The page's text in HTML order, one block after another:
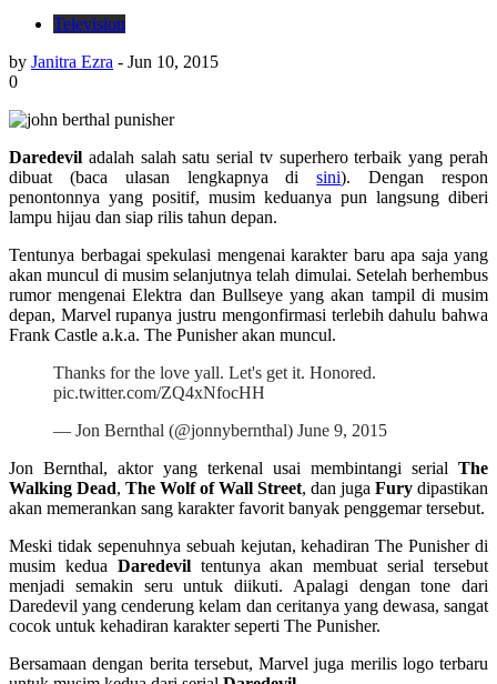
Television
by Janitra Ezra - Jun 10, 2015
0
Daredevil adalah salah satu serial tv superhero terbaik yang perah
dibuat (baca ulasan lengkapnya disini). Dengan respon
penontonnya yang positif, musim keduanya pun langsung diberi
lampu hijau dan siap rilis tahun depan.
Tentunya berbagai spekulasi mengenai karakter baru apa saja yang
akan muncul di musim selanjutnya telah dimulai. Setelah berhembus
rumor mengenai Elektra dan Bullseye yang akan tampil di musim
depan, Marvel rupanya justru mengonfirmasi terlebih dahulu bahwa
Frank Castle a.k.a. The Punisher akan muncul.
Thanks for the love yall. Let's get it. Honored.
pic.twitter.com/ZQ4xNfocHH
— Jon Bernthal (@jonnybernthal) June 9, 2015
Jon Bernthal, aktor yang terkenal usai membintangi serial The
Walking Dead, The Wolf of Wall Street, dan juga Fury dipastikan
akan memerankan sang karakter favorit banyak penggemar tersebut.
Meski tidak sepenuhnya sebuah kejutan, kehadiran The Punisher di
musim kedua Daredeviltentunya akan membuat serial tersebut
menjadi semakin seru untuk diikuti. Apalagi dengan tone dari
Daredevil yang cenderung kelam dan ceritanya yang dewasa, sangat
cocok untuk kehadiran karakter seperti The Punisher.
Bersamaan dengan berita tersebut, Marvel juga merilis logo terbaru